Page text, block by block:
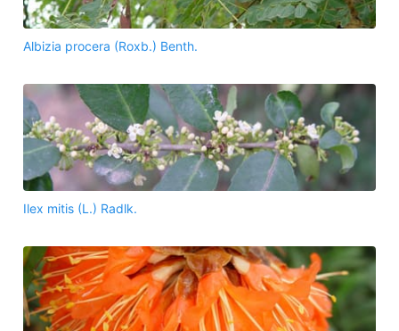
Albizia procera (Roxb.) Benth.
Ilex mitis (L.) Radlk.